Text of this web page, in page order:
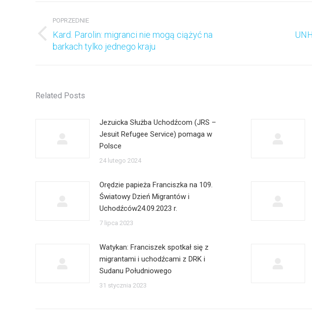
wpisówPOPRZEDNIE
Poprzedni
wpis:
Kard. Parolin: migranci nie mogą ciążyć na
barkach tylko jednego kraju
Related Posts
Jezuicka Służba Uchodźcom (JRS –
Jesuit Refugee Service) pomaga w
Polsce
24 lutego 2024
Orędzie papieża Franciszka na 109.
Światowy Dzień Migrantów i
Uchodźców24.09.2023 r.
7 lipca 2023
Watykan: Franciszek spotkał się z
migrantami i uchodźcami z DRK i
Sudanu Południowego
31 stycznia 2023